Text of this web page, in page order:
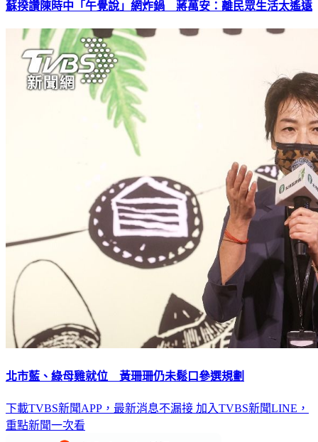
蘇揆讚陳時中「午覺說」網炸鍋 蔣萬安：離民眾生活太遙遠
北市藍、綠母雞就位 黃珊珊仍未鬆口參選規劃
下載TVBS新聞APP，最新消息不漏接 加入TVBS新聞LINE，
重點新聞一次看